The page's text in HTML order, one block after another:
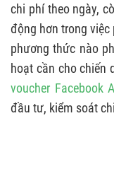
chi phí theo ngày,
động hơn trong việc
phương thức nào
hoạt cần cho chiến
voucher Facebook
đầu tư, kiểm soát